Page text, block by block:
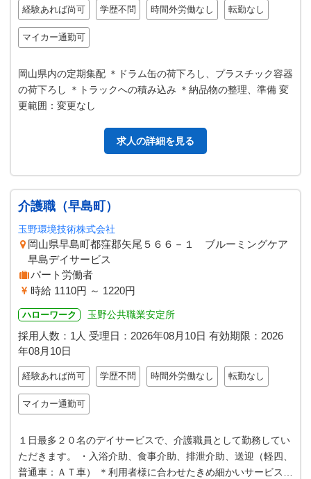
経験あれば尚可 学歴不問 時間外労働なし 転勤なし
マイカー通勤可
岡山県内の定期集配 ＊ドラム缶の荷下ろし、プラスチック容器
の荷下ろし ＊トラックへの積み込み ＊納品物の整理、準備 変
更範囲：変更なし
求人の詳細を見る
介護職（早島町）
玉野環境技術株式会社
岡山県早島町都窪郡矢尾５６６－１ ブルーミングケア
早島デイサービス
パート労働者
時給 1110円 ～ 1220円
ハローワーク 玉野公共職業安定所
採用人数：1人 受理日： 2026年08月10日 有効期限： 2026
年08月10日
経験あれば尚可 学歴不問 時間外労働なし 転勤なし
マイカー通勤可
１日最多２０名のデイサービスで、介護職員として勤務してい
ただきます。 ・入浴介助、食事介助、排泄介助、送迎（軽四、
普通車：ＡＴ車） ＊利用者様に合わせたきめ細かいサービスを